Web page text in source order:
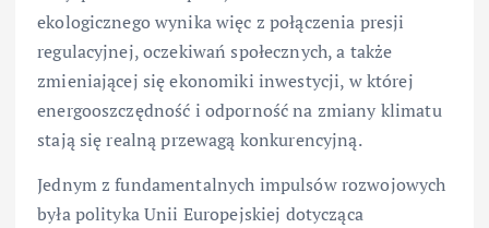
ekologicznego wynika więc z połączenia presji
regulacyjnej, oczekiwań społecznych, a także
zmieniającej się ekonomiki inwestycji, w której
energooszczędność i odporność na zmiany klimatu
stają się realną przewagą konkurencyjną.
Jednym z fundamentalnych impulsów rozwojowych
była polityka Unii Europejskiej dotycząca